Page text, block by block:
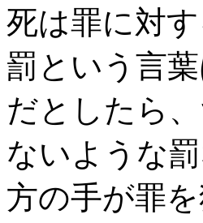
死は罪に対
罰という言
だとしたら
ないような
方の手が罪